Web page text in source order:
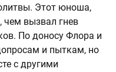
Этот юноша,
чем вызвал гнев
По доносу Флора и
и пыткам, но
с другими